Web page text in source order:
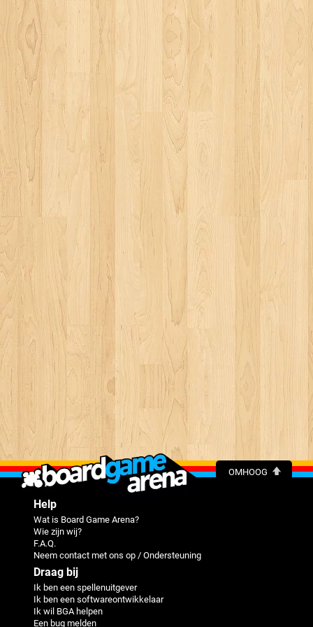
OMHOOG
Help
Wat is Board Game Arena?
Wie zijn wij?
F.A.Q.
Neem contact met ons op / Ondersteuning
Draag bij
Ik ben een spellenuitgever
Ik ben een softwareontwikkelaar
Ik wil BGA helpen
Een bug melden